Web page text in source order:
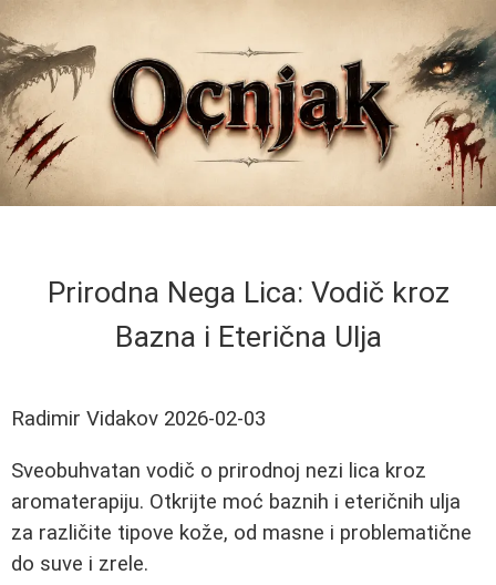
Prirodna Nega Lica: Vodič kroz
Bazna i Eterična Ulja
Radimir Vidakov 2026-02-03
Sveobuhvatan vodič o prirodnoj nezi lica kroz
aromaterapiju. Otkrijte moć baznih i eteričnih ulja
za različite tipove kože, od masne i problematične
do suve i zrele.